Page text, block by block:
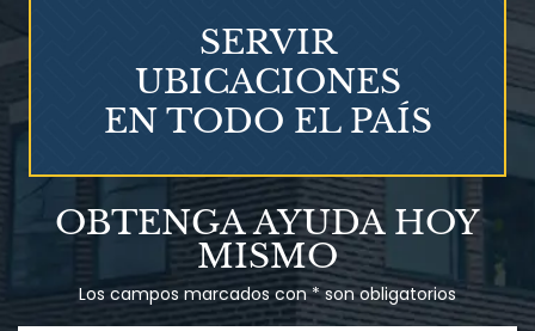
Talco en polvo
Ovary cancer
OBTENGA AYUDA HOY
MISMO
Los campos marcados con * son obligatorios
SERVIR
UBICACIONES
EN TODO EL PAÍS